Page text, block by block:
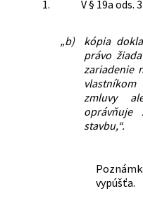
1. V § 19a ods.
„b)
kópia
právo
zariadenie
zmluvy
stavbu,“.
vypúšťa.